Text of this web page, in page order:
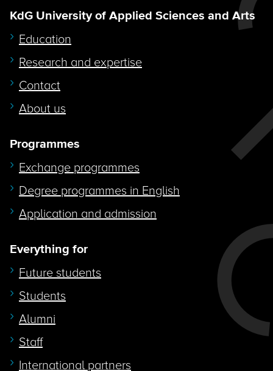
KdG University of Applied Sciences and Arts
Education
Research and expertise
Contact
About us
Programmes
Exchange programmes
Degree programmes in English
Application and admission
Everything for
Future students
Students
Alumni
Staff
International partners